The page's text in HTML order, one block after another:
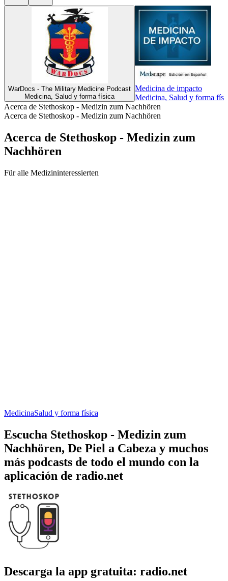
WarDocs - The Military Medicine Podcast
Medicina, Salud y forma física
Medicina de impacto
Medicina, Salud y forma
Acerca de Stethoskop - Medizin zum Nachhören
Acerca de Stethoskop - Medizin zum Nachhören
Acerca de Stethoskop - Medizin zum
Nachhören
Für alle Medizininteressierten
MedicinaSalud y forma física
Escucha Stethoskop - Medizin zum
Nachhören, De Piel a Cabeza y muchos
más podcasts de todo el mundo con la
aplicación de radio.net
Descarga la app gratuita: radio.net